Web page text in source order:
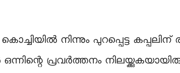
കൊച്ചിയിൽ നിന്നും പുറപ്പെട്ട
പ്രവർത്തനം